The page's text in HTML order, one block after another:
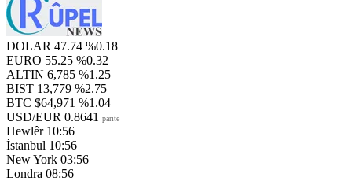
DOLAR 47.74 %0.18
EURO 55.25 %0.32
ALTIN 6,785 %1.25
BIST 13,779 %2.75
BTC $64,971 %1.04
USD/EUR 0.8641 parite
Hewlêr 10:56
İstanbul 10:56
New York 03:56
Londra 08:56